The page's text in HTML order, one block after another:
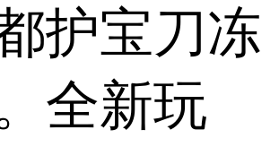
护宝刀冻
全新玩